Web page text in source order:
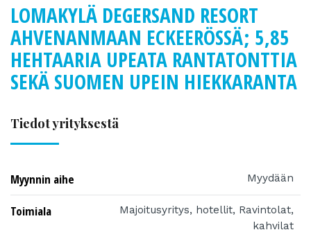
LOMAKYLÄ DEGERSAND RESORT
AHVENANMAAN ECKEERÖSSÄ; 5,85
HEHTAARIA UPEATA RANTATONTTIA
SEKÄ SUOMEN UPEIN HIEKKARANTA
Tiedot yrityksestä
Myynnin aihe Myydään
Toimiala
Majoitusyritys, hotellit, Ravintolat,
kahvilat